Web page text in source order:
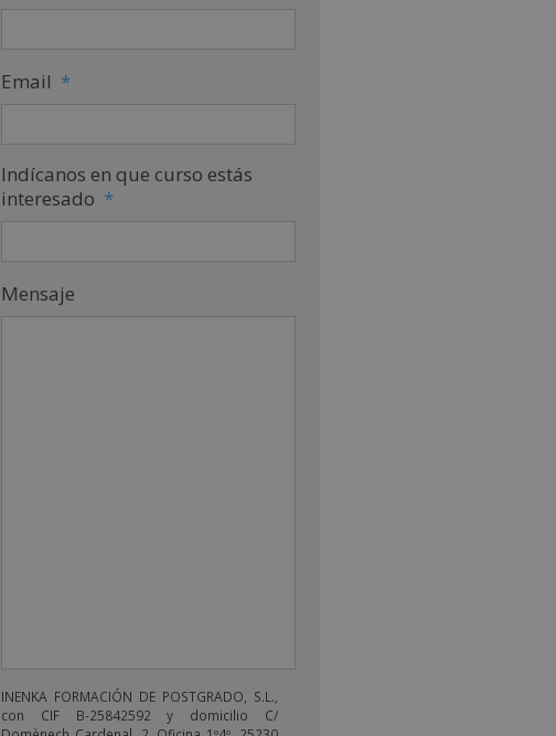
Email *
Indícanos en que curso estás
interesado *
Mensaje
INENKA FORMACIÓN DE POSTGRADO, S.L.,
con CIF B-25842592 y domicilio C/